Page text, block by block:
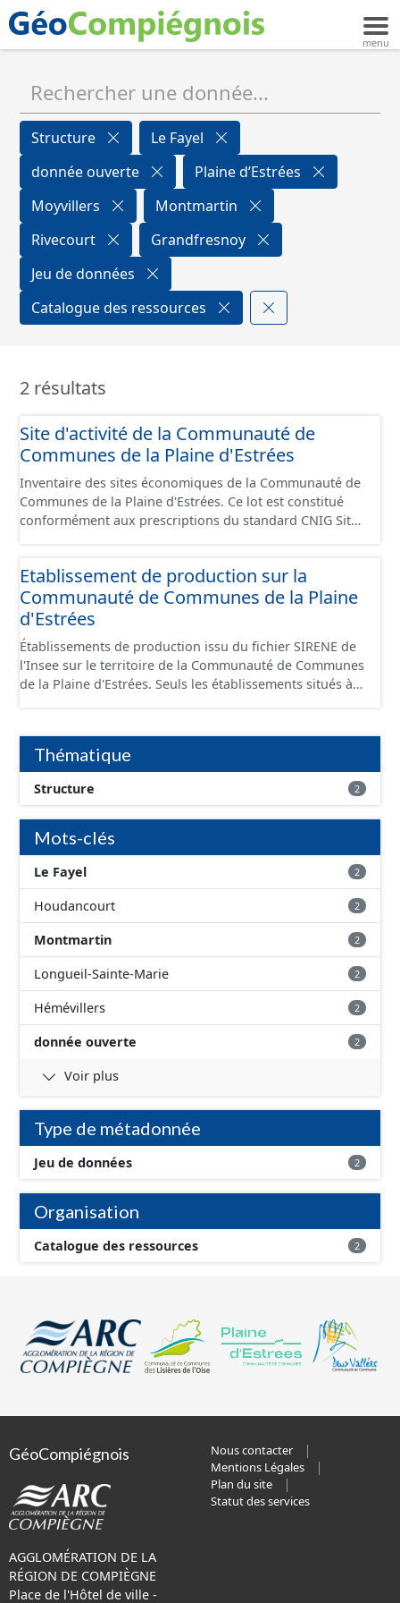
Structure
Le Fayel
donnée ouverte
Plaine d’Estrées
Moyvillers
Montmartin
Rivecourt
Grandfresnoy
Jeu de données
Catalogue des ressources
2 résultats
Site d'activité de la Communauté de
Communes de la Plaine d'Estrées
Inventaire des sites économiques de la Communauté de
Communes de la Plaine d'Estrées. Ce lot est constitué
conformément aux prescriptions du standard CNIG Sites
Etablissement de production sur la
Communauté de Communes de la Plaine
d'Estrées
Établissements de production issu du fichier SIRENE de
l'Insee sur le territoire de la Communauté de Communes
de la Plaine d'Estrées. Seuls les établissements situés à
conformément aux prescriptions du standard CNIG Sites
Économiques. Ce lot ne contient pas la référence aux
terrains à vocation économique à ce jour. Il est filtré au-
delà des prescriptions du CNIG se limitant aux SCI.
Thématique
Structure 2
Mots-clés
Le Fayel 2
Houdancourt 2
Montmartin 2
Longueil-Sainte-Marie 2
Hémévillers 2
donnée ouverte 2
Voir plus
Type de métadonnée
Jeu de données 2
Organisation
Catalogue des ressources 2
GéoCompiégnois
AGGLOMÉRATION DE LA
RÉGION DE COMPIÈGNE
Place de l'Hôtel de ville -
Nous contacter
Mentions Légales
Plan du site
Statut des services